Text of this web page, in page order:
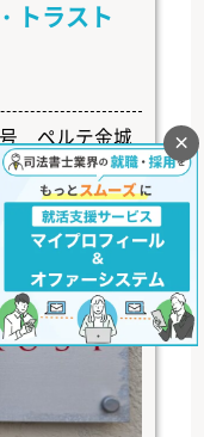
トラスト
号 ペルテ金城
×